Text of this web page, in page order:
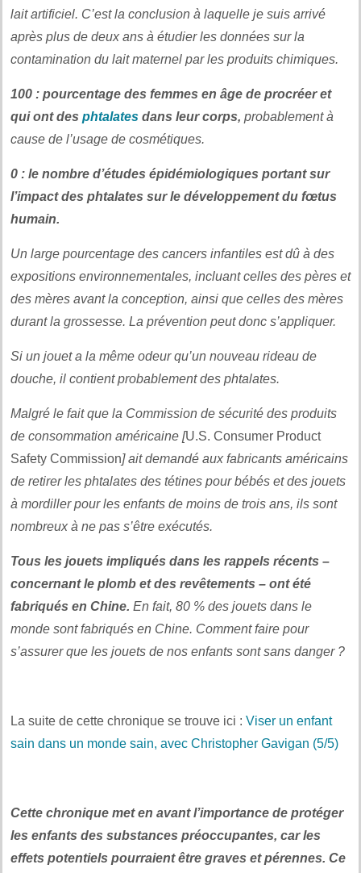
lait artificiel. C’est la conclusion à laquelle je suis arrivé
après plus de deux ans à étudier les données sur la
contamination du lait maternel par les produits chimiques.
100 : pourcentage des femmes en âge de procréer et
qui ont des phtalates dans leur corps, probablement à
cause de l’usage de cosmétiques.
0 : le nombre d’études épidémiologiques portant sur
l’impact des phtalates sur le développement du fœtus
humain.
Un large pourcentage des cancers infantiles est dû à des
expositions environnementales, incluant celles des pères et
des mères avant la conception, ainsi que celles des mères
durant la grossesse. La prévention peut donc s’appliquer.
Si un jouet a la même odeur qu’un nouveau rideau de
douche, il contient probablement des phtalates.
Malgré le fait que la Commission de sécurité des produits
de consommation américaine [U.S. Consumer Product
Safety Commission] ait demandé aux fabricants américains
de retirer les phtalates des tétines pour bébés et des jouets
à mordiller pour les enfants de moins de trois ans, ils sont
nombreux à ne pas s’être exécutés.
Tous les jouets impliqués dans les rappels récents –
concernant le plomb et des revêtements – ont été
fabriqués en Chine. En fait, 80 % des jouets dans le
monde sont fabriqués en Chine. Comment faire pour
s’assurer que les jouets de nos enfants sont sans danger ?
La suite de cette chronique se trouve ici : Viser un enfant
sain dans un monde sain, avec Christopher Gavigan (5/5)
Cette chronique met en avant l’importance de protéger
les enfants des substances préoccupantes, car les
effets potentiels pourraient être graves et pérennes. Ce